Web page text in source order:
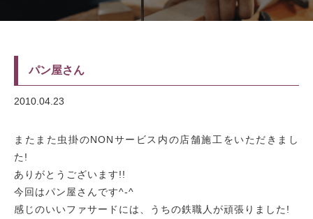
i
o
パン屋さん
2010.04.23
またまた虫掛のNONサービス内の店舗施工をいただきまし
た!
ありがとうございます!!
今回はパン屋さんです^-^
感じのいいファサードには、うちの鉄職人が頑張りました!